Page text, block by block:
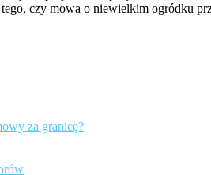
czy mowa o niewielkim ogródku
za granicę?